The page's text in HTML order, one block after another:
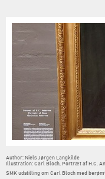
Author: Niels Jørgen Langkilde
Illustration: Carl Bloch, Portræt af H.C.
SMK udstilling om Carl Bloch med berømt